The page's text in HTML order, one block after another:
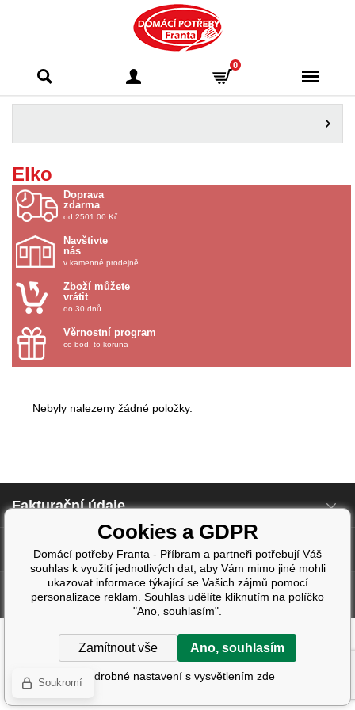
Franta - Příbram
0
Elko
Doprava
zdarma
od 2501.00 Kč
Navštivte
nás
v kamenné prodejně
Zboží můžete
vrátit
do 30 dnů
Věrnostní program
co bod, to koruna
Nebyly nalezeny žádné položky.
Fakturační údaje
Další informace
Tvorba a pronájem eshopů BINARGON.cz | Design:Smartim.cz
Cookies a GDPR
Domácí potřeby Franta - Příbram a partneři potřebují Váš
souhlas k využití jednotlivých dat, aby Vám mimo jiné mohli
ukazovat informace týkající se Vašich zájmů pomocí
personalizace reklam. Souhlas udělíte kliknutím na políčko
"Ano, souhlasím".
Zamítnout vše Ano, souhlasím
Podrobné nastavení s vysvětlením zde
Soukromí